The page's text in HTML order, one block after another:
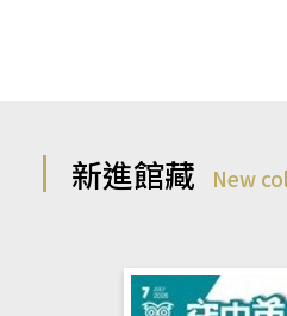
新進館藏 New